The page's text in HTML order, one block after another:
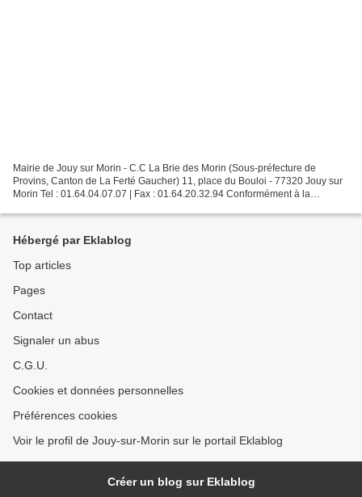
Mairie de Jouy sur Morin - C.C La Brie des Morin (Sous-préfecture de
Provins, Canton de La Ferté Gaucher) 11, place du Bouloi - 77320 Jouy sur
Morin Tel : 01.64.04.07.07 | Fax : 01.64.20.32.94 Conformément à la
Hébergé par Eklablog
Top articles
Pages
Contact
Signaler un abus
C.G.U.
Cookies et données personnelles
Préférences cookies
Voir le profil de Jouy-sur-Morin sur le portail Eklablog
Créer un blog sur Eklablog